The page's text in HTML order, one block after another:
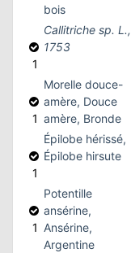
bois
1
Callitriche sp. L.,
1753
1
Morelle douce-
amère, Douce
amère, Bronde
1
Épilobe hérissé,
Épilobe hirsute
1
Potentille
ansérine,
Ansérine,
Argentine